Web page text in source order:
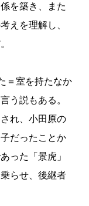
を築き、また
えを理解し、
＝室を持たなか
う説もある。
れ、小田原の
だったことか
った「景虎」
らせ、後継者